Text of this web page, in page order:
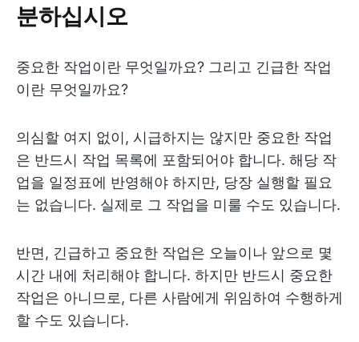
분하십시오
중요한 작업이란 무엇일까요? 그리고 긴급한 작업
이란 무엇일까요?
의심할 여지 없이, 시급하지는 않지만 중요한 작업
은 반드시 작업 목록에 포함되어야 합니다. 해당 작
업을 일정표에 반영해야 하지만, 당장 실행할 필요
는 없습니다. 실제로 그 작업을 미룰 수도 있습니다.
반면, 긴급하고 중요한 작업은 오늘이나 앞으로 몇
시간 내에 처리해야 합니다. 하지만 반드시 중요한
작업은 아니므로, 다른 사람에게 위임하여 수행하게
할 수도 있습니다.